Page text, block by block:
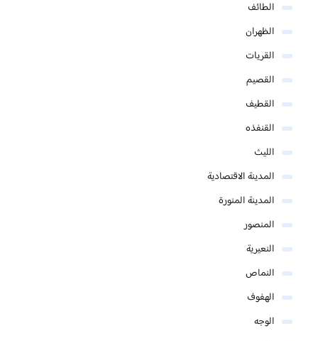
الطائف
الظهران
القريات
القصيم
القطيف
القنفذه
الليث
المدينة الاقتصادية
المدينة المنورة
المنصور
النعيرية
النماص
الهفوف
الوجه